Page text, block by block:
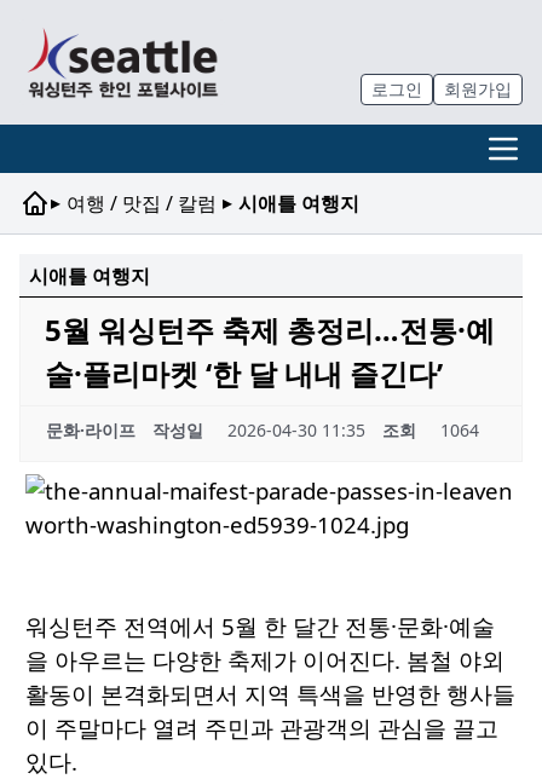
로그인 회원가입
▸ 여행 / 맛집 / 칼럼 ▸ 시애틀 여행지
시애틀 여행지
5월 워싱턴주 축제 총정리…전통·예
술·플리마켓 ‘한 달 내내 즐긴다’
문화·라이프 작성일 2026-04-30 11:35 조회 1064
워싱턴주 전역에서 5월 한 달간 전통·문화·예술
을 아우르는 다양한 축제가 이어진다. 봄철 야외
활동이 본격화되면서 지역 특색을 반영한 행사들
이 주말마다 열려 주민과 관광객의 관심을 끌고
있다.